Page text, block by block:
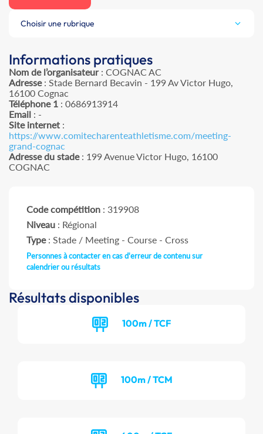
Choisir une rubrique
Informations pratiques
Nom de l’organisateur: COGNAC AC
Adresse: Stade Bernard Becavin - 199 Av Victor Hugo,
16100 Cognac
Téléphone 1 : 0686913914
Email : -
Site internet :
https://www.comitecharenteathletisme.com/meeting-
grand-cognac
Adresse du stade: 199 Avenue Victor Hugo, 16100
COGNAC
Code compétition : 319908
Niveau : Régional
Type: Stade / Meeting - Course - Cross
Personnes à contacter en cas d'erreur de contenu sur
calendrier ou résultats
Résultats disponibles
100m / TCF
100m / TCM